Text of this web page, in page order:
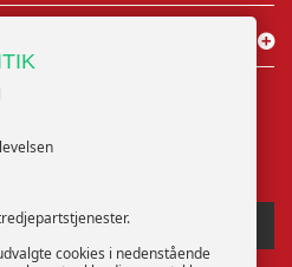
cookies i nedenstående